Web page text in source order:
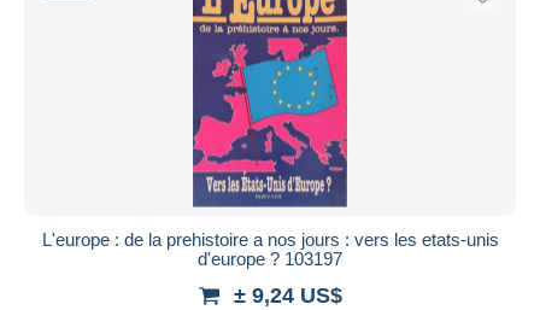
L'europe : de la prehistoire a nos jours : vers les etats-unis
d'europe ? 103197
± 9,24 US$